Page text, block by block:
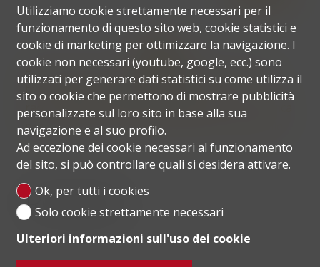
Attenzione, la Sua capacità finanziaria (rapporto
tra spese e reddito) è vicina al limite
raccomandato. Si prega di contattare la Sua banca
per assicurarsi che il finanziamento sia possibile.
Reddito
Utilizziamo cookie strettamente necessari per il
funzionamento di questo sito web, cookie statistici e
cookie di marketing per ottimizzare la navigazione. I
cookie non necessari (youtube, google, ecc.) sono
utilizzati per generare dati statistici su come utilizza il
sito o cookie che permettono di mostrare pubblicità
personalizzate sul loro sito in base alla sua
navigazione e al suo profilo.
Ad eccezione dei cookie necessari al funzionamento
del sito, si può controllare quali si desidera attivare.
Ok, per tutti i cookies
Solo cookie strettamente necessari
Ulteriori informazioni sull'uso dei cookie